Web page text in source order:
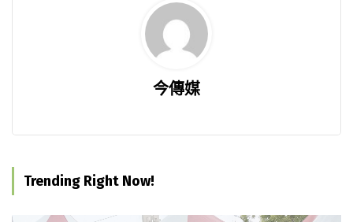
今傳媒
Trending Right Now!